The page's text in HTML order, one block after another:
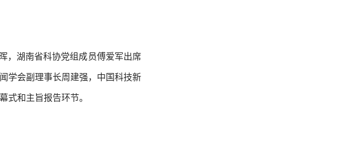
，湖南省科协党组成员傅爱军出席
学会副理事长周建强，中国科技新
和主旨报告环节。